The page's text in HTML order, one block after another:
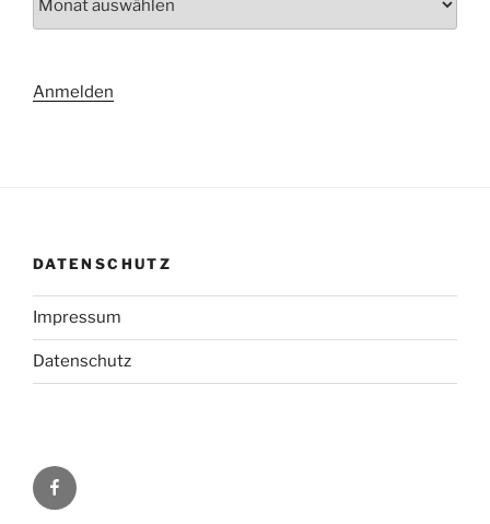
Anmelden
DATENSCHUTZ
Impressum
Datenschutz
Facebook